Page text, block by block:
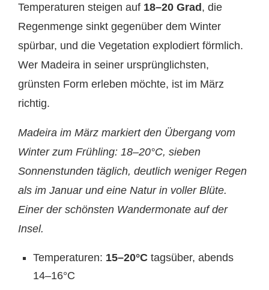
Temperaturen steigen auf 18–20 Grad, die
Regenmenge sinkt gegenüber dem Winter
spürbar, und die Vegetation explodiert förmlich.
Wer Madeira in seiner ursprünglichsten,
grünsten Form erleben möchte, ist im März
richtig.
Madeira im März markiert den Übergang vom
Winter zum Frühling: 18–20°C, sieben
Sonnenstunden täglich, deutlich weniger Regen
als im Januar und eine Natur in voller Blüte.
Einer der schönsten Wandermonate auf der
Insel.
Temperaturen: 15–20°C tagsüber, abends
14–16°C